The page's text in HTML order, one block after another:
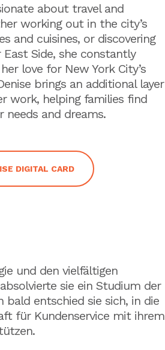
about travel and
working out in the city’s
and cuisines, or discovering
Side, she constantly
love for New York City’s
brings an additional layer
work, helping families find
and dreams.
DIGITAL CARD
und den vielfältigen
sie ein Studium der
entschied sie sich, in die
für Kundenservice mit ihrem